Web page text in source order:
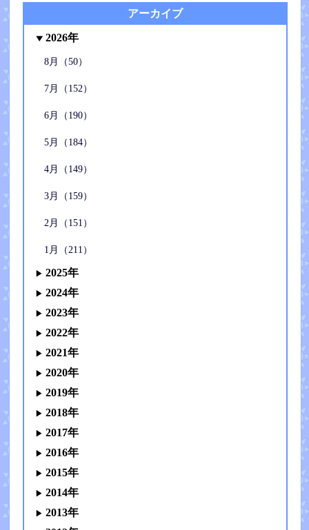
アーカイブ
2026年
8月（50）
7月（152）
6月（190）
5月（184）
4月（149）
3月（159）
2月（151）
1月（211）
2025年
2024年
2023年
2022年
2021年
2020年
2019年
2018年
2017年
2016年
2015年
2014年
2013年